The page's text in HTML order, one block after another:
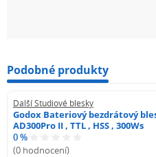
Podobné produkty
Další Studiové blesky
Godox Bateriový bezdrátový
AD300Pro II , TTL , HSS , 300Ws
0 %
(0 hodnocení)